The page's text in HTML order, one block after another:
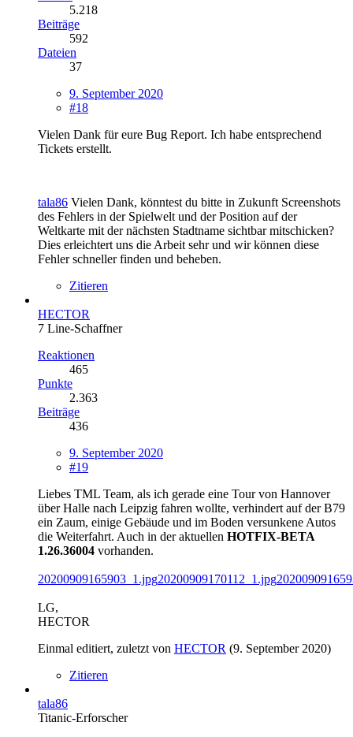
5.218
Beiträge
592
Dateien
37
9. September 2020
#18
Vielen Dank für eure Bug Report. Ich habe entsprechend
Tickets erstellt.
tala86 Vielen Dank, könntest du bitte in Zukunft Screenshots
des Fehlers in der Spielwelt und der Position auf der
Weltkarte mit der nächsten Stadtname sichtbar mitschicken?
Dies erleichtert uns die Arbeit sehr und wir können diese
Fehler schneller finden und beheben.
Zitieren
HECTOR
7 Line-Schaffner
Reaktionen
465
Punkte
2.363
Beiträge
436
9. September 2020
#19
Liebes TML Team, als ich gerade eine Tour von Hannover
über Halle nach Leipzig fahren wollte, verhindert auf der B79
ein Zaum, einige Gebäude und im Boden versunkene Autos
die Weiterfahrt. Auch in der aktuellen HOTFIX-BETA
1.26.36004 vorhanden.
20200909165903_1.jpg20200909170112_1.jpg
LG,
HECTOR
Einmal editiert, zuletzt von HECTOR (9. September 2020)
Zitieren
tala86
Titanic-Erforscher